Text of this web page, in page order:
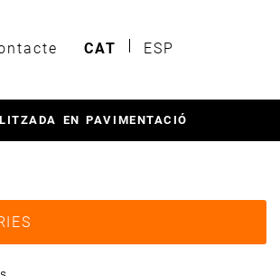
CAT ESP
EN PAVIMENTACIÓ